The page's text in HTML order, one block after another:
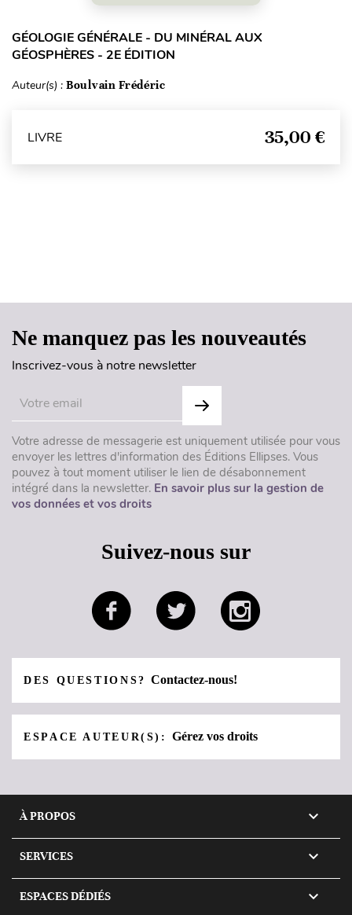
GÉOLOGIE GÉNÉRALE - DU MINÉRAL AUX
GÉOSPHÈRES - 2E ÉDITION
Auteur(s) : Boulvain Frédéric
LIVRE 35,00 €
Ne manquez pas les nouveautés
Inscrivez-vous à notre newsletter
Votre adresse de messagerie est uniquement utilisée pour vous
envoyer les lettres d'information des Éditions Ellipses. Vous
pouvez à tout moment utiliser le lien de désabonnement
intégré dans la newsletter. En savoir plus sur la gestion de
vos données et vos droits
Suivez-nous sur
DES QUESTIONS?Contactez-nous!
ESPACE AUTEUR(S):Gérez vos droits
À PROPOS 
SERVICES 
ESPACES DÉDIÉS 